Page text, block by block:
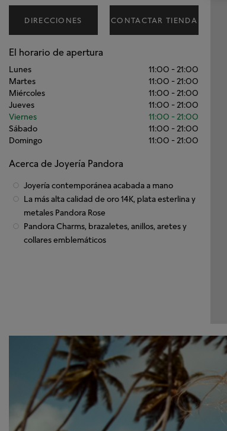
DIRECCIONES CONTACTAR TIENDA
El horario de apertura
Lunes 11:00 -21:00
Martes
11:00 -21:00
Miércoles
11:00 -21:00
Jueves
11:00 -21:00
Viernes
11:00 -21:00
Sábado
11:00 -21:00
Domingo
11:00 -21:00
Acerca de Joyería Pandora
Joyería contemporánea acabada a mano
La más alta calidad de oro 14K, plata esterlina y
metales Pandora Rose
Pandora Charms, brazaletes, anillos, aretes y
collares emblemáticos